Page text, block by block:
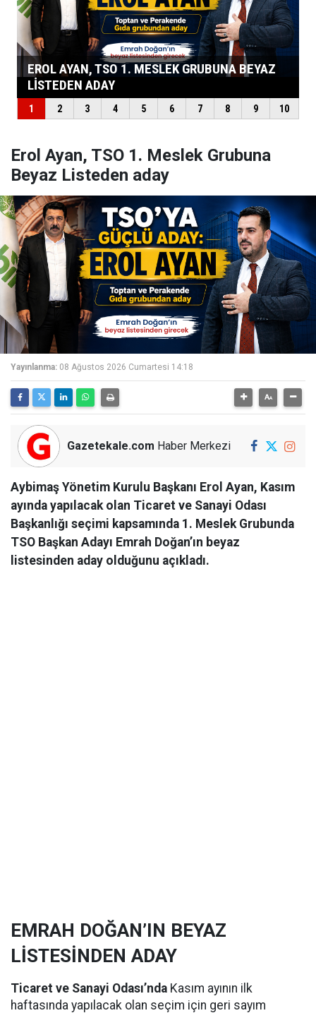
Erol Ayan, TSO 1. Meslek Grubuna
Beyaz Listeden aday
Yayınlanma: 08 Ağustos 2026 Cumartesi 14:18
Gazetekale.com Haber Merkezi
Aybimaş Yönetim Kurulu Başkanı Erol Ayan, Kasım
ayında yapılacak olan Ticaret ve Sanayi Odası
Başkanlığı seçimi kapsamında 1. Meslek Grubunda
TSO Başkan Adayı Emrah Doğan’ın beyaz
listesinden aday olduğunu açıkladı.
EMRAH DOĞAN’IN BEYAZ
LİSTESİNDEN ADAY
Ticaret ve Sanayi Odası’nda Kasım ayının ilk
haftasında yapılacak olan seçim için geri sayım